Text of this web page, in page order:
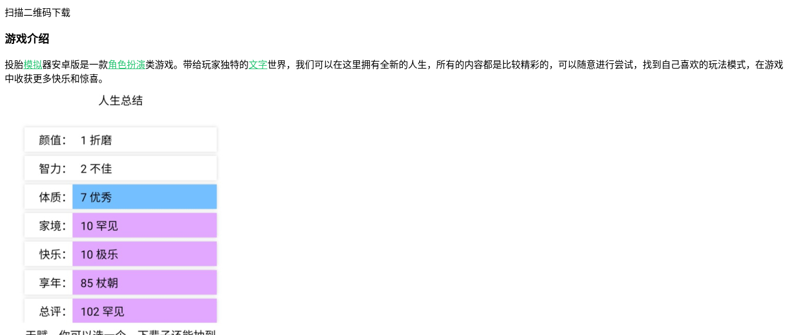
扫描二维码下载
游戏介绍
投胎模拟器安卓版是一款角色扮演类游戏。带给玩家独特的文字世界，我们可以在这里拥有全新的人生，所有的内容都是比较精彩的，可以随意进行尝试，找到自己喜欢的玩法模式，在游戏
中收获更多快乐和惊喜。